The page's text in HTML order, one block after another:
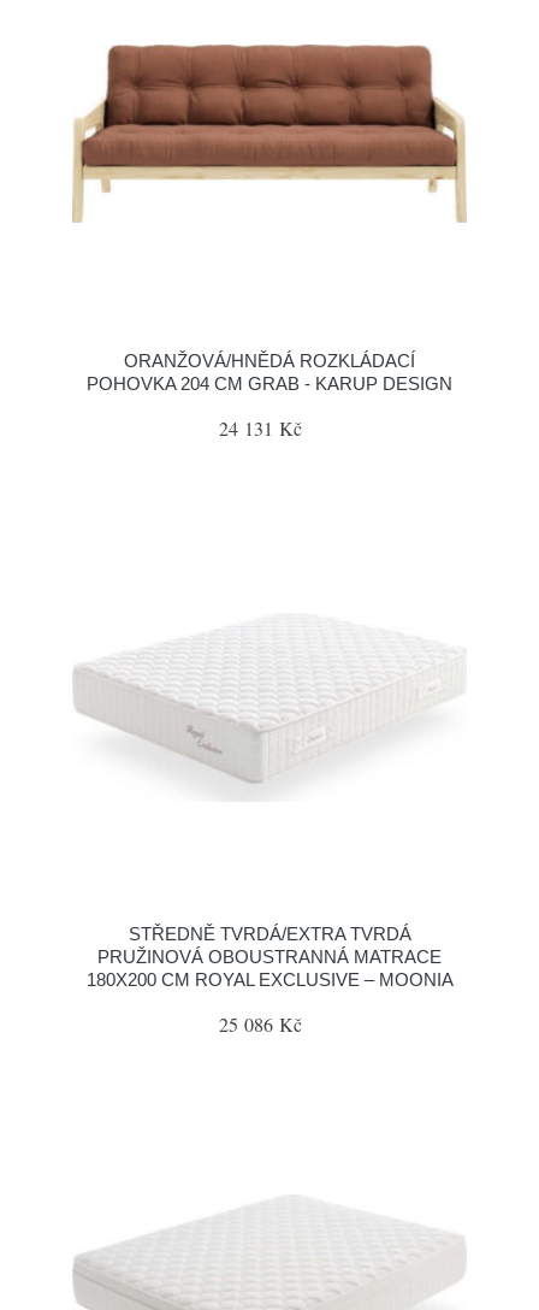
ORANŽOVÁ/HNĚDÁ ROZKLÁDACÍ
POHOVKA 204 CM GRAB - KARUP DESIGN
24 131 Kč
STŘEDNĚ TVRDÁ/EXTRA TVRDÁ
PRUŽINOVÁ OBOUSTRANNÁ MATRACE
180X200 CM ROYAL EXCLUSIVE – MOONIA
25 086 Kč